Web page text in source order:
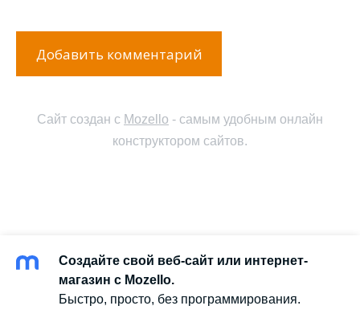
Сайт создан с Mozello - самым удобным онлайн
конструктором сайтов.
Создайте свой веб-сайт или интернет-
магазин с Mozello.
Быстро, просто, без программирования.